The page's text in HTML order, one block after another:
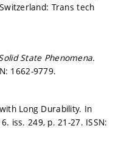
Switzerland: Trans tech
State Phenomena.
1662-9779.
Long Durability. In
iss. 249, p. 21-27. ISSN: